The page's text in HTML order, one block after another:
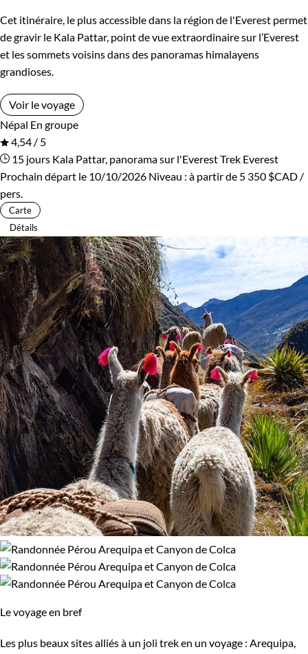
Cet itinéraire, le plus accessible dans la région de l'Everest permet
de gravir le Kala Pattar, point de vue extraordinaire sur l’Everest
et les sommets voisins dans des panoramas himalayens
grandioses.
Voir le voyage
Népal En groupe
4,54 / 5
15 jours Kala Pattar, panorama sur l'EverestTrek Everest
Prochain départ le 10/10/2026 Niveau : à partir de 5 350 $CAD /
pers.
Carte
Détails
Le voyage en bref
Les plus beaux sites alliés à un joli trek en un voyage : Arequipa,